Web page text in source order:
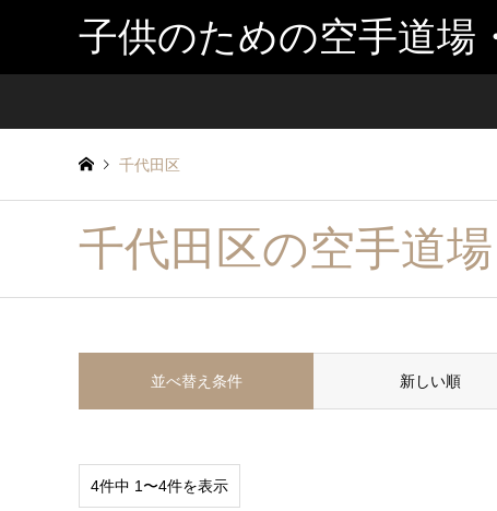
子供のための空手道場
千代田区
千代田区の空手道場
並べ替え条件 新しい順
4件中 1〜4件を表示